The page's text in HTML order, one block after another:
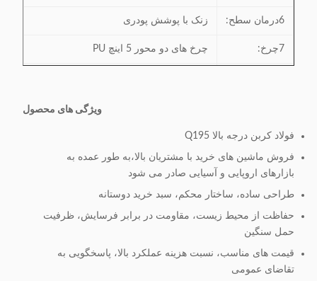
6درمان سطح: زنک با پوشش پودری
7چرخ: چرخ های دو محور 5 اینچ PU
عمدتا صادرات به بازارهای اروپا و آسیا
10مدل قفل
ماشين:
قفل مواد پلاستیکی یا آلیاژ روی در دسترس
است، اندازه سکه در دسترس است. هزینه
11منطقه
چاپ لوگو:
دسته نوار LOGO در دسترس است
12رنگ
قطعات
ویژگی های محصول
فولاد کربن درجه بالا Q195
فروش ماشین های خرید با مشتریان بالا،به طور عمده به
بازارهای اروپایی و آسیایی صادر می شود
طراحی ساده، ساختار محکم، سبد خرید دوستانه
حفاظت از محیط زیست، مقاومت در برابر فرسایش، ظرفیت
حمل سنگین
قیمت های مناسب، نسبت هزینه عملکرد بالا، پاسخگویی به
تقاضای عمومی